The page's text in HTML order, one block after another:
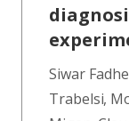
Siwar
Trabelsi,